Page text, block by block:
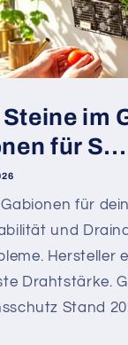
im
für S...
Gabionen für
und
Hersteller
Drahtstärke.
Stand